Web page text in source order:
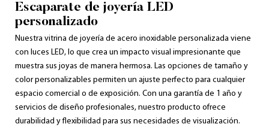
Escaparate de joyería LED
personalizado
Nuestra vitrina de joyería de acero inoxidable personalizada viene
con luces LED, lo que crea un impacto visual impresionante que
muestra sus joyas de manera hermosa. Las opciones de tamaño y
color personalizables permiten un ajuste perfecto para cualquier
espacio comercial o de exposición. Con una garantía de 1 año y
servicios de diseño profesionales, nuestro producto ofrece
durabilidad y flexibilidad para sus necesidades de visualización.